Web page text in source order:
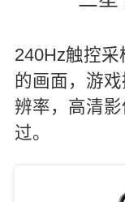
240Hz触控
的画面，游
辨率，高清
过。